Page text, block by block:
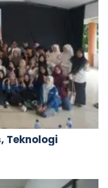
Teknologi